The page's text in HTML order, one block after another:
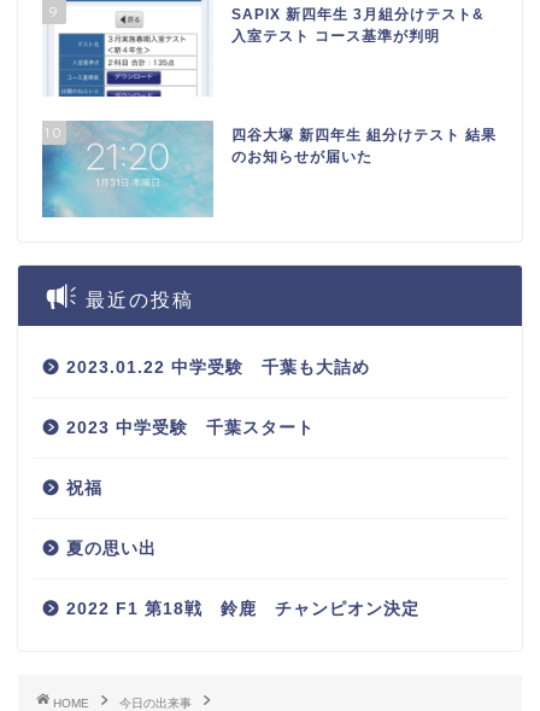
9
SAPIX 新四年生 3月組分けテスト&
入室テスト コース基準が判明
10
四谷大塚 新四年生 組分けテスト 結果
のお知らせが届いた
最近の投稿
2023.01.22 中学受験 千葉も大詰め
2023 中学受験 千葉スタート
祝福
夏の思い出
2022 F1 第18戦 鈴鹿 チャンピオン決定
HOME
今日の出来事